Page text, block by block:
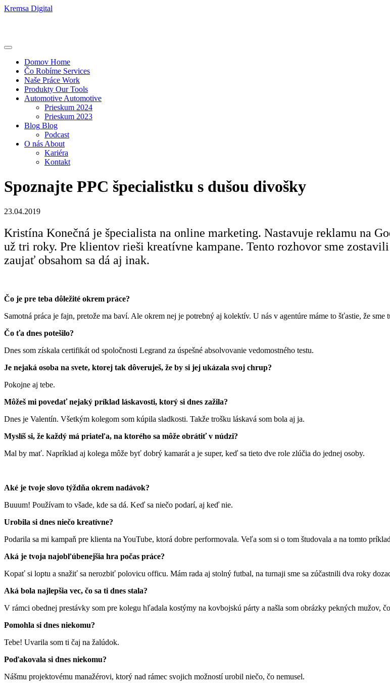
Kremsa Digital
Domov Home
Čo Robíme Services
Naše Práce Work
Produkty Our Tools
Automotive Automotive
Prieskum 2024
Prieskum 2023
Blog Blog
Podcast
O nás About
Kariéra
Kontakt
Spoznajte PPC špecialistku s dušou divošky
23.04.2019
Kristína Konečná je špecialista na online marketing. Nastavuje reklamu na
už tri roky. Pre klientov rieši kreatívne kampane. Tento rozhovor sme
zaujať obsahom sa dá aj inak.
Čo je pre teba dôležité okrem práce?
Samotná práca je fajn, pretože ma baví. Ale okrem nej je potrebný aj kolektív. U nás v agentúre máme to šťastie, že
Čo ťa dnes potešilo?
Dnes som získala certifikát od spoločnosti Legrand za úspešné absolvovanie vedomostného testu.
Je nejaká osoba na svete, ktorej tak dôveruješ, že by si jej ukázala svoj chrup?
Pokojne aj tebe.
Môžeš mi povedať nejaký príklad láskavosti, ktorý si dnes zažila?
Dnes je Valentín. Všetkým kolegom som kúpila sladkosti. Takže trošku láskavá som bola aj ja.
Myslíš si, že každý má priateľa, na ktorého sa môže obrátiť v núdzi?
Mal by mať. Napríklad aj kolega môže byť dobrý kamarát a je super, keď sa tieto dve role zlúčia do jednej osoby.
Aké je tvoje slovo týždňa okrem nadávok?
Buuum! Používam to všade, kde sa dá. Keď sa niečo podarí, aj keď nie.
Urobila si dnes niečo kreatívne?
Podarila sa mi kampaň pre klienta na YouTube, ktorá dobre performovala. Veľa som si o tom študovala a na tomto
Aká je tvoja najobľúbenejšia hra počas práce?
Kopať si loptu a snažiť sa nerozbiť polovicu officu. Mám rada aj stolný futbal, na turnaji sme sa zúčastnili dva roky
Aká bola najlepšia vec, čo sa ti dnes stala?
V rámci obednej prestávky som pre kolegu hľadala kostýmy na kovbojskú párty a našla som obrázky pekných mužov,
Pomohla si dnes niekomu?
Tebe! Uvarila som ti čaj na žalúdok.
Poďakovala si dnes niekomu?
Nášmu projektovému manažérovi, ktorý nad rámec svojich možností urobil niečo, čo nemusel.